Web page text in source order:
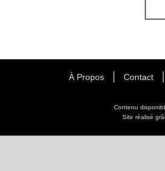
À Propos Contact
Contenu
Site réalisé